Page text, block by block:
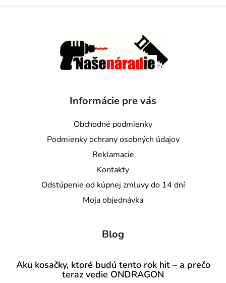
Informácie pre vás
Obchodné podmienky
Podmienky ochrany osobných údajov
Reklamacie
Kontakty
Odstúpenie od kúpnej zmluvy do 14 dní
Moja objednávka
Blog
Aku kosačky, ktoré budú tento rok hit – a prečo
teraz vedie ONDRAGON